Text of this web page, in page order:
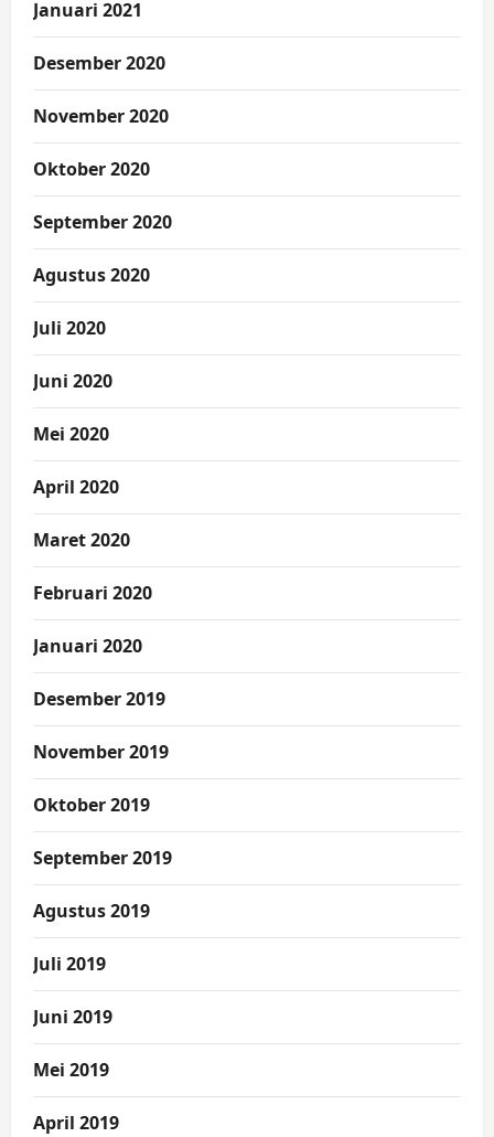
Januari 2021
Desember 2020
November 2020
Oktober 2020
September 2020
Agustus 2020
Juli 2020
Juni 2020
Mei 2020
April 2020
Maret 2020
Februari 2020
Januari 2020
Desember 2019
November 2019
Oktober 2019
September 2019
Agustus 2019
Juli 2019
Juni 2019
Mei 2019
April 2019